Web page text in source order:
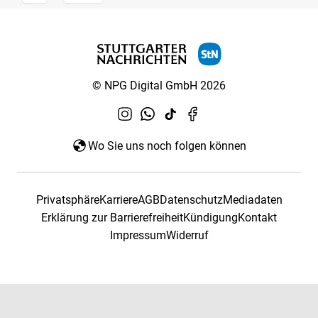
© NPG Digital GmbH 2026
Wo Sie uns noch folgen können
PrivatsphäreKarriereAGBDatenschutzMediadaten
Erklärung zur BarrierefreiheitKündigungKontakt
ImpressumWiderruf